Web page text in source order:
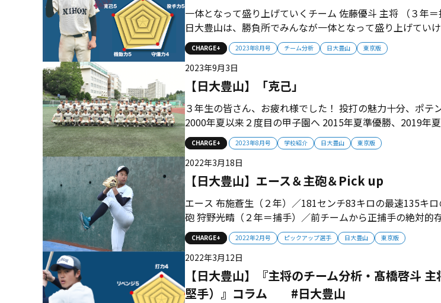
CHARGE+ 2023年8月号 チーム分析 日大豊山 東京版
一体となって盛り上げていくチーム 佐藤優斗 主将 （３年
日大豊山は、勝負所でみんなが一体となって盛り上げてい
劣勢の試合でも終盤にひっくり返していく力と勢いがありま
雅也を中心としたチームですが、打撃力も上がってきていて
絡めた戦いで甲子園を目指していきたいと思い...
CHARGE+ 2023年8月号 学校紹介 日大豊山 東京版
【日大豊山】「克己」
2023年9月3日
３年生の皆さん、お疲れ様でした！ 投打の魅力十分、ポテ
2000年夏以来２度目の甲子園へ 2015年夏準優勝、2019年
年夏ベスト8となった伝統校・日大豊山。春以降に進化を遂
2000年夏以来２度目の甲子園を狙っていく。 ■選手育成の
壌” 日大豊山は2015年夏の...
CHARGE+ 2022年2月号 ピックアップ選手 日大豊山 東京版
【日大豊山】エース＆主砲＆Pick up
2022年3月18日
エース 布施蒼生（２年）／181センチ83キロの最速135キ
砲 狩野光晴（２年＝捕手）／前チームから正捕手の絶対的
から復活へ Pick up 市沢怜（２年＝三塁手）／鋭いスイング
産するアベレージヒッター...
【日大豊山】『主将のチーム分析・髙橋啓斗
堅手）』コラム #日大豊山
2022年3月12日